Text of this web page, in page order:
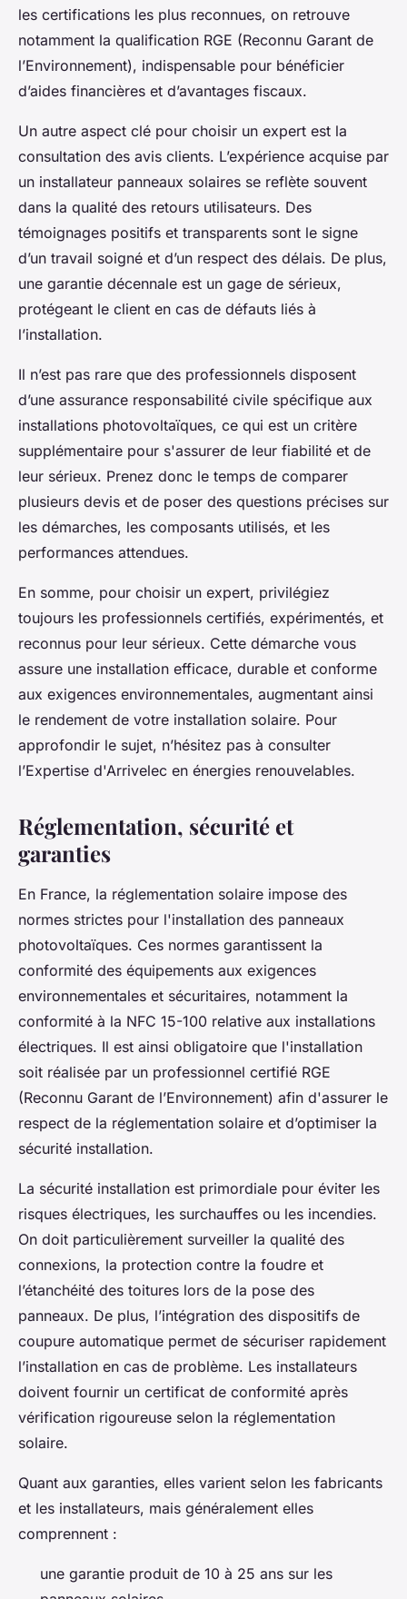
les certifications les plus reconnues, on retrouve
notamment la qualification RGE (Reconnu Garant de
l’Environnement), indispensable pour bénéficier
d’aides financières et d’avantages fiscaux.
Un autre aspect clé pour choisir un expert est la
consultation des avis clients. L’expérience acquise par
un installateur panneaux solaires se reflète souvent
dans la qualité des retours utilisateurs. Des
témoignages positifs et transparents sont le signe
d’un travail soigné et d’un respect des délais. De plus,
une garantie décennale est un gage de sérieux,
protégeant le client en cas de défauts liés à
l’installation.
Il n’est pas rare que des professionnels disposent
d’une assurance responsabilité civile spécifique aux
installations photovoltaïques, ce qui est un critère
supplémentaire pour s'assurer de leur fiabilité et de
leur sérieux. Prenez donc le temps de comparer
plusieurs devis et de poser des questions précises sur
les démarches, les composants utilisés, et les
performances attendues.
En somme, pour choisir un expert, privilégiez
toujours les professionnels certifiés, expérimentés, et
reconnus pour leur sérieux. Cette démarche vous
assure une installation efficace, durable et conforme
aux exigences environnementales, augmentant ainsi
le rendement de votre installation solaire. Pour
approfondir le sujet, n’hésitez pas à consulter
l’Expertise d'Arrivelec en énergies renouvelables.
Réglementation, sécurité et
garanties
En France, la réglementation solaire impose des
normes strictes pour l'installation des panneaux
photovoltaïques. Ces normes garantissent la
conformité des équipements aux exigences
environnementales et sécuritaires, notamment la
conformité à la NFC 15-100 relative aux installations
électriques. Il est ainsi obligatoire que l'installation
soit réalisée par un professionnel certifié RGE
(Reconnu Garant de l’Environnement) afin d'assurer le
respect de la réglementation solaire et d’optimiser la
sécurité installation.
La sécurité installation est primordiale pour éviter les
risques électriques, les surchauffes ou les incendies.
On doit particulièrement surveiller la qualité des
connexions, la protection contre la foudre et
l’étanchéité des toitures lors de la pose des
panneaux. De plus, l’intégration des dispositifs de
coupure automatique permet de sécuriser rapidement
l’installation en cas de problème. Les installateurs
doivent fournir un certificat de conformité après
vérification rigoureuse selon la réglementation
solaire.
Quant aux garanties, elles varient selon les fabricants
et les installateurs, mais généralement elles
comprennent :
une garantie produit de 10 à 25 ans sur les